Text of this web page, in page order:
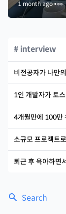
Search
1 month ago•👀
# interview
비전공자가 나만
1인 개발자가 토
4개월만에 100만
소규모 프로젝트
퇴근 후 육아하면